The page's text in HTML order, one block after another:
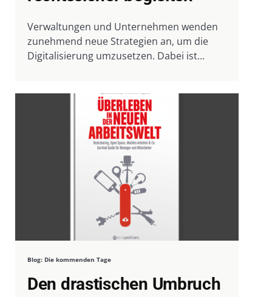
Verwaltungen und Unternehmen wenden
zunehmend neue Strategien an, um die
Digitalisierung umzusetzen. Dabei ist...
Blog: Die kommenden Tage
Den drastischen Umbruch